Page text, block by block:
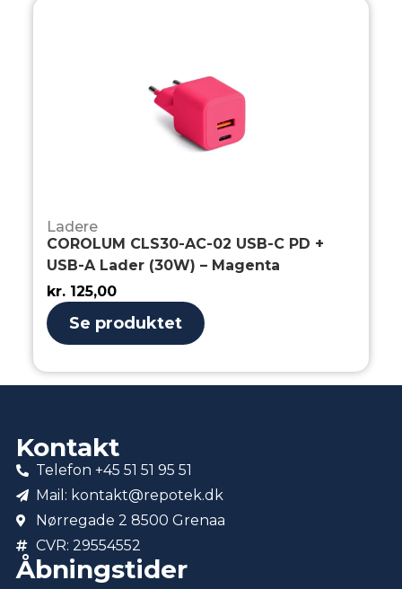
Ladere
COROLUM CLS30-AC-02 USB-C PD +
USB-A Lader (30W) – Magenta
kr. 125,00
Se produktet
Kontakt
Telefon +45 51 51 95 51
Mail: kontakt@repotek.dk
Nørregade 2 8500 Grenaa
CVR: 29554552
Åbningstider